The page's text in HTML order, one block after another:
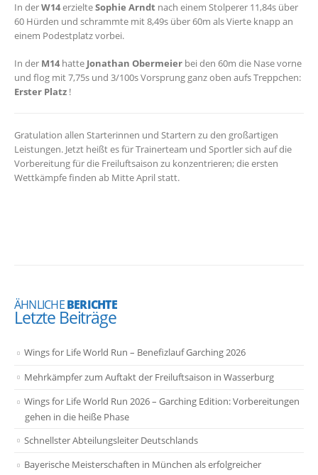
In derW14erzielteSophie Arndt nach einem Stolperer 11,84s über
60 Hürden und schrammte mit 8,49s über 60m als Vierte knapp an
einem Podestplatz vorbei.
In der M14hatte Jonathan Obermeier bei den 60m die Nase vorne
und flog mit 7,75s und 3/100s Vorsprung ganz oben aufs Treppchen:
Erster Platz !
Gratulation allen Starterinnen und Startern zu den großartigen
Leistungen. Jetzt heißt es für Trainerteam und Sportler sich auf die
Vorbereitung für die Freiluftsaison zu konzentrieren; die ersten
Wettkämpfe finden ab Mitte April statt.
ÄHNLICHEBERICHTE
Letzte Beiträge
Wings for Life World Run – Benefizlauf Garching 2026
Mehrkämpfer zum Auftakt der Freiluftsaison in Wasserburg
Wings for Life World Run 2026 – Garching Edition: Vorbereitungen
gehen in die heiße Phase
Schnellster Abteilungsleiter Deutschlands
Bayerische Meisterschaften in München als erfolgreicher